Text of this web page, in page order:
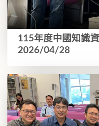
115年度中國知識
2026/04/28